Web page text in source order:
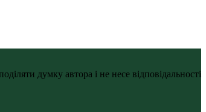
думку автора і не несе відповідальності